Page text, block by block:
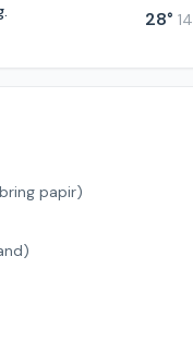
28° 14
papir)